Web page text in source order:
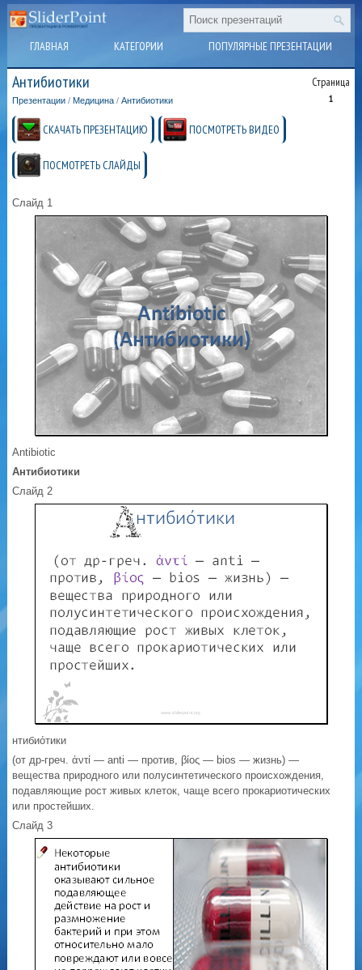
ГЛАВНАЯ КАТЕГОРИИ ПОПУЛЯРНЫЕ ПРЕЗЕНТАЦИИ
Антибиотики Страница
1
Презентации / Медицина /Антибиотики
СКАЧАТЬ ПРЕЗЕНТАЦИЮ ПОСМОТРЕТЬ ВИДЕО
ПОСМОТРЕТЬ СЛАЙДЫ
Слайд 1
Antibiotic
Антибиотики
Слайд 2
нтибио́тики
(от др-греч. ἀντί — anti — против, βίος — bios — жизнь) —
вещества природного или полусинтетического происхождения,
подавляющие рост живых клеток, чаще всего прокариотических
или простейших.
Слайд 3